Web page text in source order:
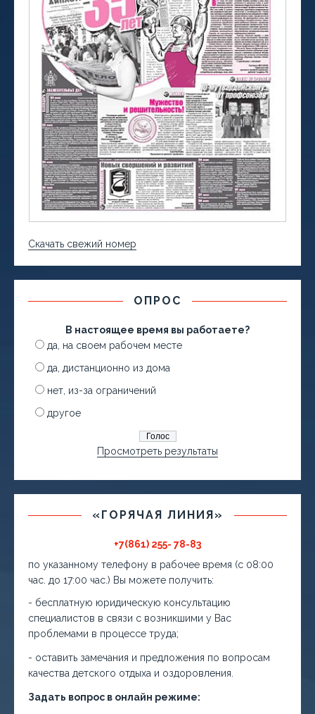
Скачать свежий номер
ОПРОС
В настоящее время вы работаете?
да, на своем рабочем месте
да, дистанционно из дома
нет, из-за ограничений
другое
Просмотреть результаты
«ГОРЯЧАЯ ЛИНИЯ»
+7(861) 255- 78-83
по указанному телефону в рабочее время (с 08:00
час. до 17:00 час.) Вы можете получить:
- бесплатную юридическую консультацию
специалистов в связи с возникшими у Вас
проблемами в процессе труда;
- оставить замечания и предложения по вопросам
качества детского отдыха и оздоровления.
Задать вопрос в онлайн режиме: